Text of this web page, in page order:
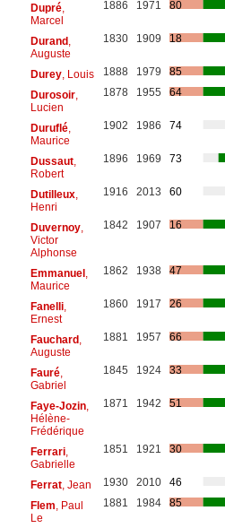
Dupré,
Marcel
1886 1971 80
Durand,
Auguste
1830 1909 18
Durey, Louis 1888 1979
85
Durosoir,
Lucien
1878 1955 64
Duruflé,
Maurice
1902 1986 74
Dussaut,
Robert
1896 1969 73
Dutilleux,
Henri
1916 2013 60
Duvernoy,
Victor
Alphonse
1842 1907 16
Emmanuel,
Maurice
1862 1938 47
Fanelli,
Ernest
1860 1917 26
Fauchard,
Auguste
1881 1957 66
Fauré,
Gabriel
1845 1924 33
Faye-Jozin,
Hélène-
Frédérique
1871 1942 51
Ferrari,
Gabrielle
1851 1921 30
Ferrat, Jean 1930 2010
46
Flem , Paul
Le
1881 1984 85